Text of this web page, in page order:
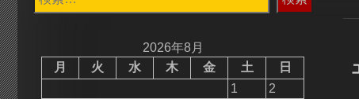
索:
2026年8月
月
火 水 木 金 土
日
1
2